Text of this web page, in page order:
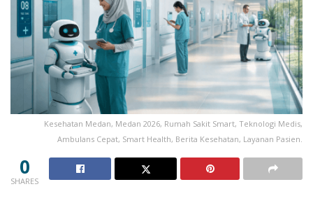
Kesehatan Medan, Medan 2026, Rumah Sakit Smart, Teknologi Medis,
Ambulans Cepat, Smart Health, Berita Kesehatan, Layanan Pasien.
0
SHARES